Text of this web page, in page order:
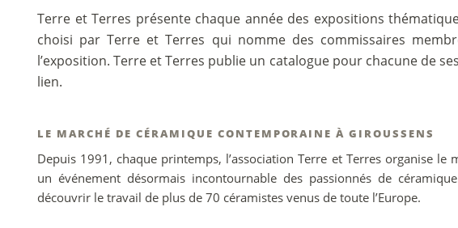
Terre et Terres présente chaque année des expositions
choisi par Terre et Terres qui nomme des commissaires
l’exposition. Terre et Terres publie un catalogue pour chacune de
lien.
LE MARCHÉ DE CÉRAMIQUE CONTEMPORAINE À GIROUSSENS
Depuis 1991, chaque printemps, l’association Terre et Terres organise le
un événement désormais incontournable des passionnés de
découvrir le travail de plus de 70 céramistes venus de toute l’Europe.